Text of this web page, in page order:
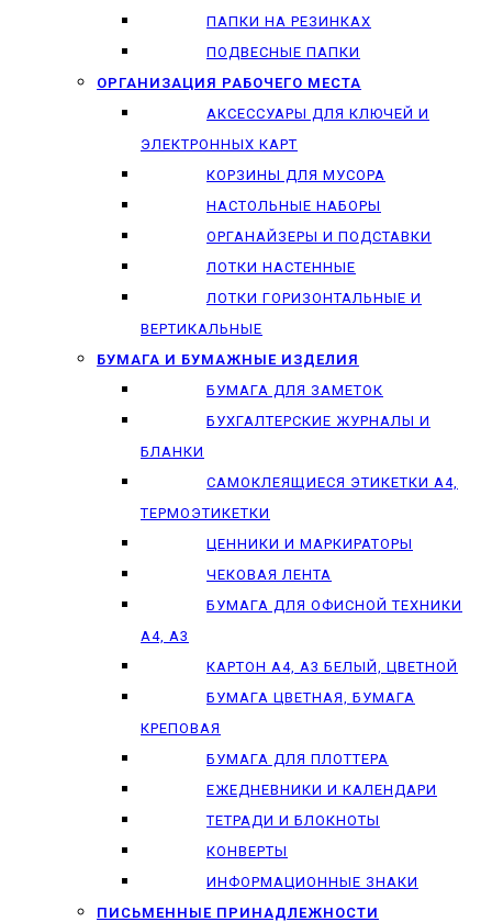
ПАПКИ НА РЕЗИНКАХ
ПОДВЕСНЫЕ ПАПКИ
ОРГАНИЗАЦИЯ РАБОЧЕГО МЕСТА
АКСЕССУАРЫ ДЛЯ КЛЮЧЕЙ И
ЭЛЕКТРОННЫХ КАРТ
КОРЗИНЫ ДЛЯ МУСОРА
НАСТОЛЬНЫЕ НАБОРЫ
ОРГАНАЙЗЕРЫ И ПОДСТАВКИ
ЛОТКИ НАСТЕННЫЕ
ЛОТКИ ГОРИЗОНТАЛЬНЫЕ И
ВЕРТИКАЛЬНЫЕ
БУМАГА И БУМАЖНЫЕ ИЗДЕЛИЯ
БУМАГА ДЛЯ ЗАМЕТОК
БУХГАЛТЕРСКИЕ ЖУРНАЛЫ И
БЛАНКИ
САМОКЛЕЯЩИЕСЯ ЭТИКЕТКИ А4,
ТЕРМОЭТИКЕТКИ
ЦЕННИКИ И МАРКИРАТОРЫ
ЧЕКОВАЯ ЛЕНТА
БУМАГА ДЛЯ ОФИСНОЙ ТЕХНИКИ
А4, А3
КАРТОН А4, А3 БЕЛЫЙ, ЦВЕТНОЙ
БУМАГА ЦВЕТНАЯ, БУМАГА
КРЕПОВАЯ
БУМАГА ДЛЯ ПЛОТТЕРА
ЕЖЕДНЕВНИКИ И КАЛЕНДАРИ
ТЕТРАДИ И БЛОКНОТЫ
КОНВЕРТЫ
ИНФОРМАЦИОННЫЕ ЗНАКИ
ПИСЬМЕННЫЕ ПРИНАДЛЕЖНОСТИ